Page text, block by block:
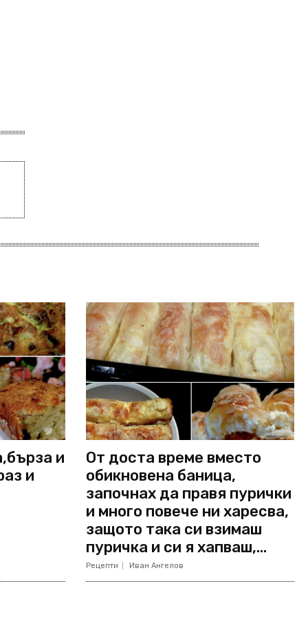
и
и
От доста време вместо
обикновена баница,
започнах да правя пурички
и много повече ни харесва,
защото така си взимаш
пуричка и си я хапваш,...
Рецепти Иван Ангелов